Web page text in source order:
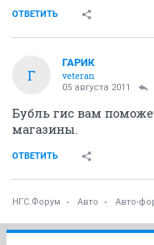
ОТВЕТИТЬ
Г
ГАРИК
veteran
05 августа 2011
Бубль гис вам
магазины.
ОТВЕТИТЬ
НГС.Форум Авто Авто-